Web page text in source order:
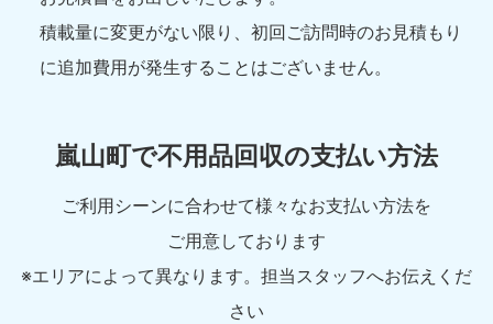
積載量に変更がない限り、初回ご訪問時のお見積もり
に追加費用が発生することはございません。
嵐山町で不用品回収の支払い方法
ご利用シーンに合わせて様々なお支払い方法を
ご用意しております
※エリアによって異なります。担当スタッフへお伝えくだ
さい